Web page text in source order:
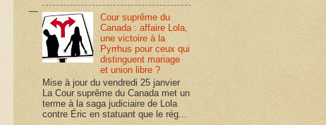
Cour suprême du
Canada : affaire Lola,
une victoire à la
Pyrrhus pour ceux qui
distinguent mariage
et union libre ?
Mise à jour du vendredi 25 janvier
La Cour suprême du Canada met un
terme à la saga judiciaire de Lola
contre Éric en statuant que le rég...